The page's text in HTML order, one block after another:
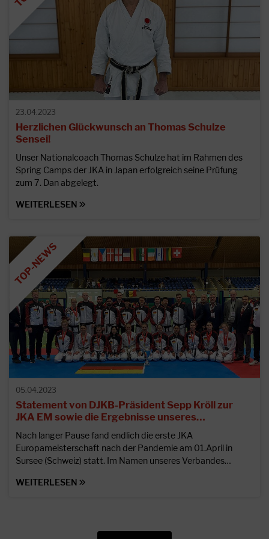
23.04.2023
Herzlichen Glückwunsch an Thomas Schulze
Sensei!
Unser Nationalcoach Thomas Schulze hat im Rahmen des
Spring Camps der JKA in Japan erfolgreich seine Prüfung
zum 7. Dan abgelegt.
WEITERLESEN
05.04.2023
Statement von DJKB-Präsident Sepp Kröll zur
JKA EM sowie die Ergebnisse unseres…
Nach langer Pause fand endlich die erste JKA
Europameisterschaft nach der Pandemie am 01.April in
Sursee (Schweiz) statt. Im Namen unseres Verbandes…
WEITERLESEN